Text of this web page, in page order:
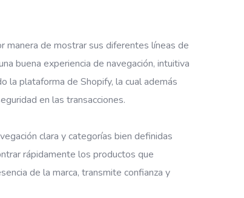
manera de mostrar sus diferentes líneas de
buena experiencia de navegación, intuitiva
la plataforma de Shopify, la cual además
en las transacciones.
clara y categorías bien definidas
rápidamente los productos que
de la marca, transmite confianza y